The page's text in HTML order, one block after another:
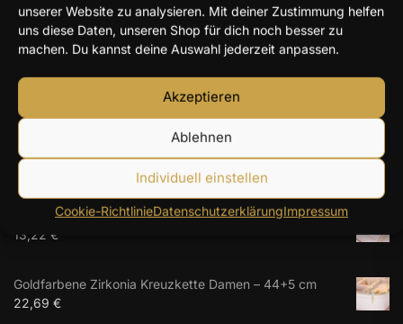
unserer Website zu analysieren. Mit deiner Zustimmung helfen
uns diese Daten, unseren Shop für dich noch besser zu
machen. Du kannst deine Auswahl jederzeit anpassen.
Akzeptieren
Ablehnen
Individuell einstellen
Cookie-RichtlinieDatenschutzerklärungImpressum
PayPal / MasterCard / Visa
NEUE PRODUKTE
Y2K Engelsflügel Halskette Damen silberfarben – 40+5
14,96
Herz Zirkon Ring Damen – farbiger Herzstein
13,22 €
Goldfarbene Zirkonia Kreuzkette Damen – 44+5 cm
22,69 €